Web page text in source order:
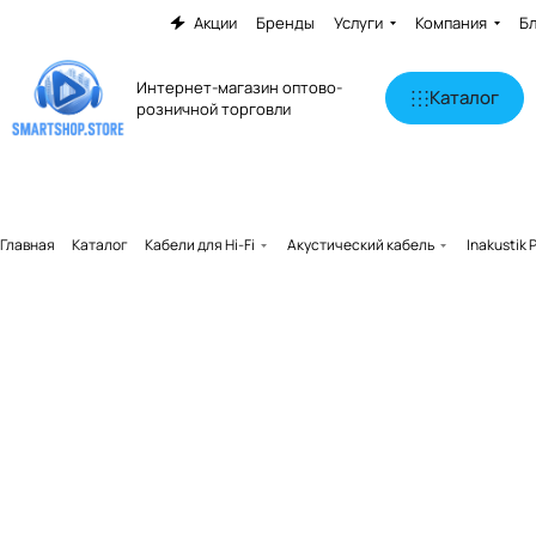
Акции Бренды Услуги Компания
Интернет-магазин оптово-
розничной торговли
Каталог
Главная Каталог Кабели для Hi-Fi Акустический кабель Inakustik